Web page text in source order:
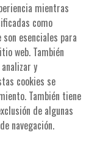
mientras
como
esenciales para
web. También
y
cookies se
También tiene
de algunas
navegación.